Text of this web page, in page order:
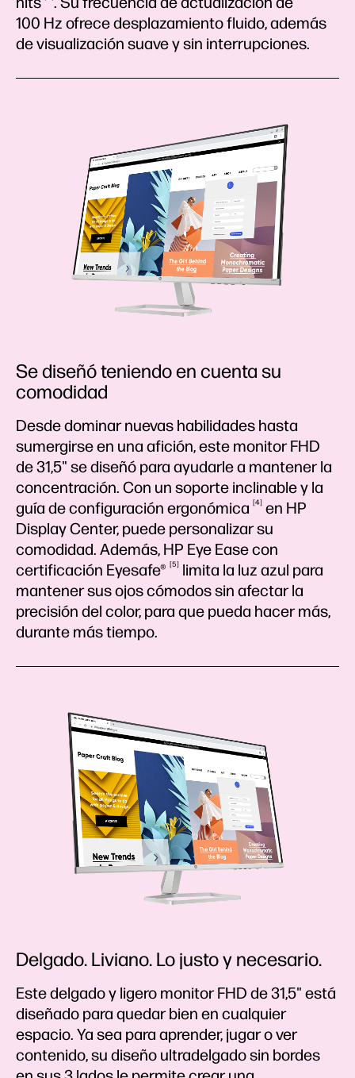
100 Hz ofrece desplazamiento fluido, además
de visualización suave y sin interrupciones.
Se diseñó teniendo en cuenta su
comodidad
Desde dominar nuevas habilidades hasta
sumergirse en una afición, este monitor FHD
de 31,5" se diseñó para ayudarle a mantener la
concentración. Con un soporte inclinable y la
guía de configuración ergonómica 4
en HP
Display Center, puede personalizar su
comodidad. Además, HP Eye Ease con
certificación Eyesafe® 5
limita la luz azul para
mantener sus ojos cómodos sin afectar la
precisión del color, para que pueda hacer más,
durante más tiempo.
Delgado. Liviano. Lo justo y necesario.
Este delgado y ligero monitor FHD de 31,5" está
diseñado para quedar bien en cualquier
espacio. Ya sea para aprender, jugar o ver
contenido, su diseño ultradelgado sin bordes